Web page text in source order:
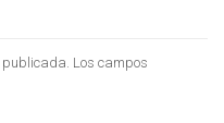
publicada. Los campos